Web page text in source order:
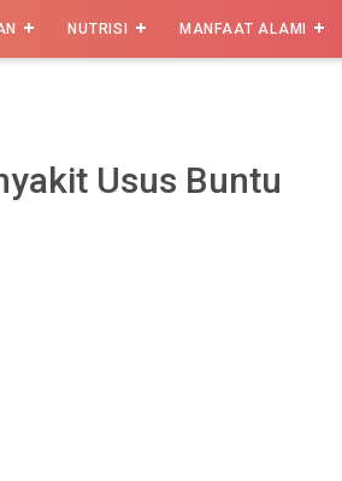
NUTRISI MANFAAT ALAMI
Usus Buntu